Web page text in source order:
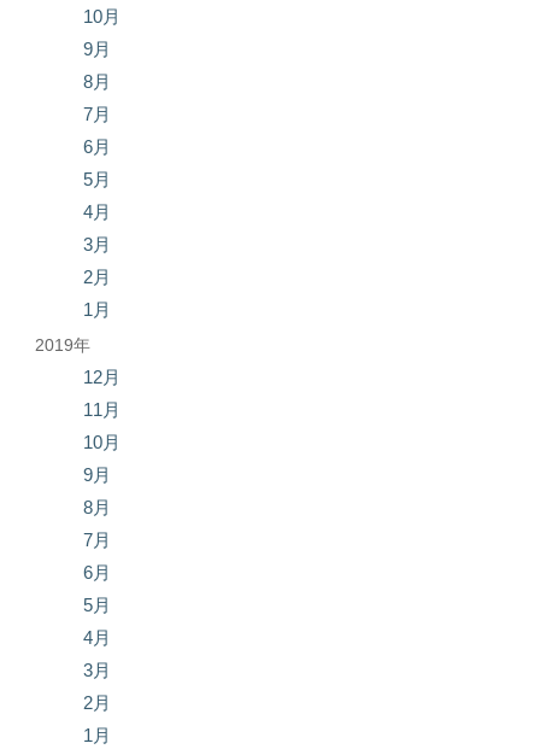
10月
9月
8月
7月
6月
5月
4月
3月
2月
1月
2019年
12月
11月
10月
9月
8月
7月
6月
5月
4月
3月
2月
1月